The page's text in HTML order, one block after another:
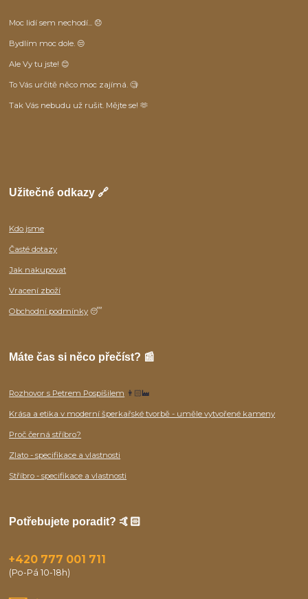
Moc lidí sem nechodí... 😞
Bydlím moc dole. 😒
Ale Vy tu jste! 😊
To Vás určitě něco moc zajímá. 🧐
Tak Vás nebudu už rušit. Mějte se! 🫶
Užitečné odkazy 🔗
Kdo jsme
Časté dotazy
Jak nakupovat
Vracení zboží
Obchodní podmínky 😴
Máte čas si něco přečíst? 📰
Rozhovor s Petrem Pospíšilem 👨🏻‍🏭
Krása a etika v moderní šperkařské tvorbě - uměle vytvořené kameny
Proč černá stříbro?
Zlato - specifikace a vlastnosti
Stříbro - specifikace a vlastnosti
Potřebujete poradit? 🤙🏻
+420 777 001 711
(Po-Pá 10-18h)